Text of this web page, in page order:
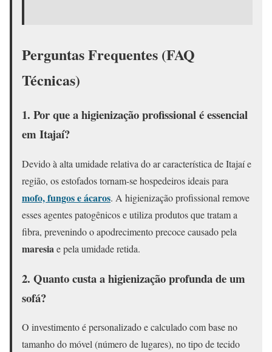
Perguntas Frequentes (FAQ
Técnicas)
1. Por que a higienização profissional é essencial
em Itajaí?
Devido à alta umidade relativa do ar característica de Itajaí e
região, os estofados tornam-se hospedeiros ideais para
mofo, fungos e ácaros. A higienização profissional remove
esses agentes patogênicos e utiliza produtos que tratam a
fibra, prevenindo o apodrecimento precoce causado pela
maresiae pela umidade retida.
2. Quanto custa a higienização profunda de um
sofá?
O investimento é personalizado e calculado com base no
tamanho do móvel (número de lugares), no tipo de tecido